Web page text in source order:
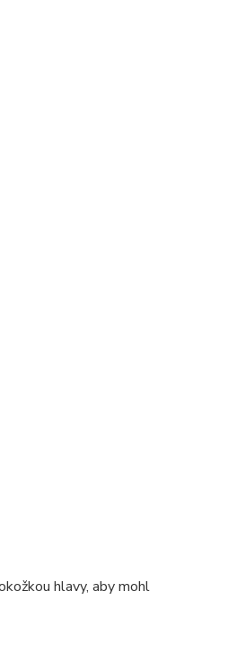
hlavy, aby mohl